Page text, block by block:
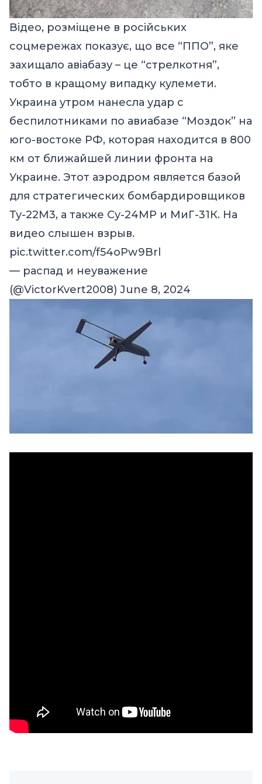
Відео, розміщене в російських
соцмережах показує, що все “ППО”, яке
захищало авіабазу – це “стрелкотня”,
тобто в кращому випадку кулемети.
Украина утром нанесла удар с
беспилотниками по авиабазе “Моздок” на
юго-востоке РФ, которая находится в 800
км от ближайшей линии фронта на
Украине. Этот аэродром является базой
для стратегических бомбардировщиков
Ту-22М3, а также Су-24МР и МиГ-31К. На
видео слышен взрыв.
pic.twitter.com/f54oPw9Brl
— распад и неуважение
(@VictorKvert2008) June 8, 2024